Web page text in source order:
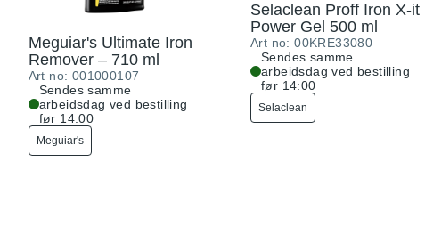
Meguiar's Ultimate Iron
Remover – 710 ml
Art no: 001000107
Sendes samme
arbeidsdag ved bestilling
før 14:00
Meguiar's
Selaclean Proff Iron X-it
Power Gel 500 ml
Art no:00KRE33080
Sendes samme
arbeidsdag ved bestilling
før 14:00
Selaclean